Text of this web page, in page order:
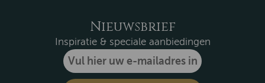
Nieuwsbrief
Inspiratie & speciale aanbiedingen